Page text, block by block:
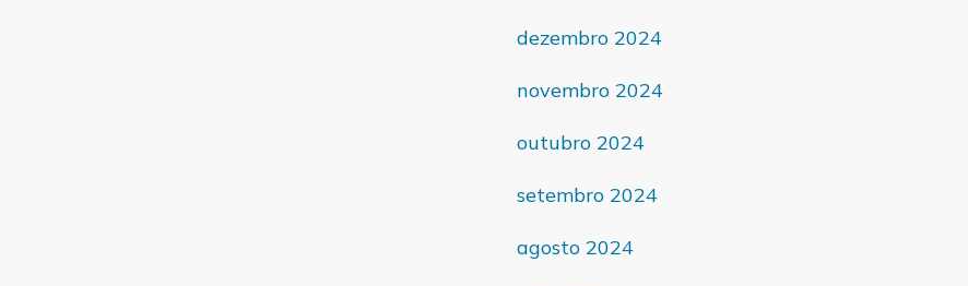
dezembro 2024
novembro 2024
outubro 2024
setembro 2024
agosto 2024